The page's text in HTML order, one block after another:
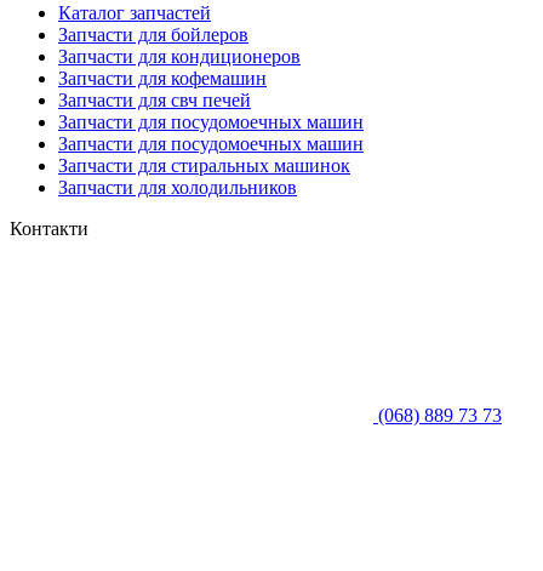
Каталог запчастей
Запчасти для бойлеров
Запчасти для кондиционеров
Запчасти для кофемашин
Запчасти для свч печей
Запчасти для посудомоечных машин
Запчасти для посудомоечных машин
Запчасти для стиральных машинок
Запчасти для холодильников
Контакти
(068) 889 73 73